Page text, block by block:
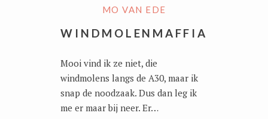
MO VAN EDE
WINDMOLENMAFFIA
Mooi vind ik ze niet, die
windmolens langs de A30, maar ik
snap de noodzaak. Dus dan leg ik
me er maar bij neer. Er…